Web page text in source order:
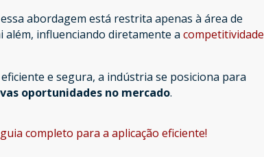
abordagem está restrita apenas à área de
além, influenciando diretamente a competitividade
e segura, a indústria se posiciona para
oportunidades no mercado.
completo para a aplicação eficiente!